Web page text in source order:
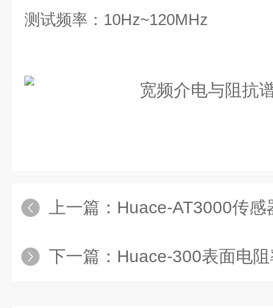
测试频率：10Hz~120MHz
上一篇： Huace-AT3000传感器温
下一篇： Huace-300表面电